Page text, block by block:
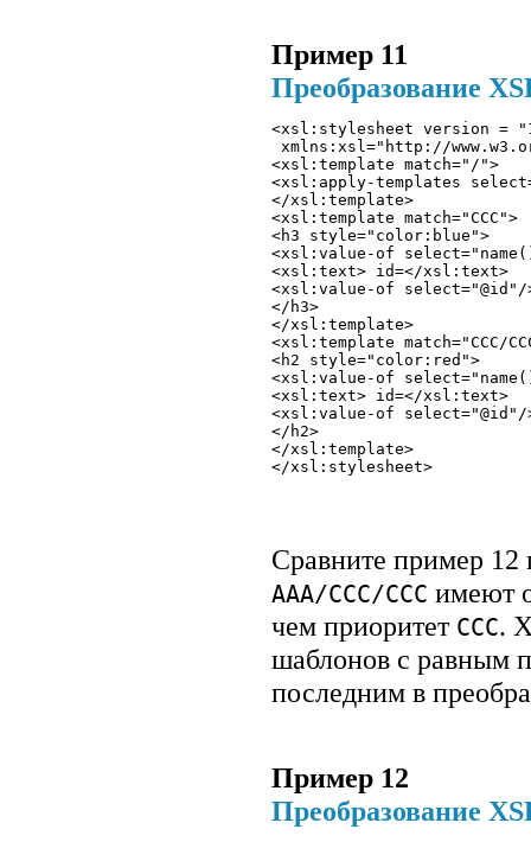
Пример 11
Преобразование
<xsl:stylesheet version =
xmlns:xsl="http://
<xsl:template match="/">
<xsl:apply-templates
</xsl:template>
<xsl:template match="CCC">
<h3 style="color:blue">
<xsl:value-of
<xsl:text> id=</xsl:text>
<xsl:value-of
</h3>
</xsl:template>
<xsl:template match="CCC/
<h2 style="color:red">
<xsl:value-of
<xsl:text> id=</xsl:text>
<xsl:value-of
</h2>
</xsl:template>
</xsl:stylesheet>
Сравните пример
AAA/CCC/CCC имеют
чем приоритет CCC.
шаблонов с равным
последним в
Пример 12
Преобразование